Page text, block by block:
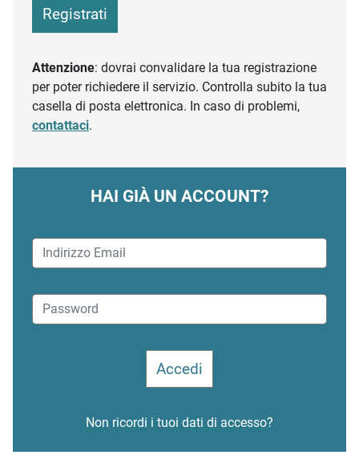
Registrati
Attenzione: dovrai convalidare la tua registrazione
per poter richiedere il servizio. Controlla subito la tua
casella di posta elettronica. In caso di problemi,
contattaci.
HAI GIÀ UN ACCOUNT?
Non ricordi i tuoi dati di accesso?